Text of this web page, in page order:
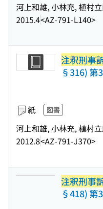
河上和雄, 小林充, 植村
2015.4<AZ-791-L140>
注釈刑事
§316) 第
紙 図書
河上和雄, 小林充, 植村
2012.8<AZ-791-J370>
注釈刑事
§418) 第